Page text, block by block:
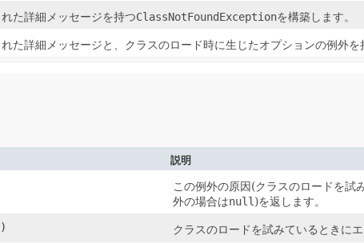
た詳細メッセージを持つClassNotFoundExceptionを構築します。
た詳細メッセージと、クラスのロード時に生じたオプションの例外を
説明
この例外の原因(クラスのロードを試
外の場合はnull )を返します。
クラスのロードを試みているときに